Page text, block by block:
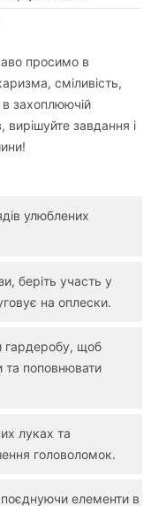
просимо в
сміливість,
в захоплюючій
завдання і
улюблених
беріть участь у
на оплески.
гардеробу, щоб
та поповнювати
луках та
головоломок.
елементи в